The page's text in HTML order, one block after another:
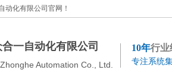
动化有限公司官网！
Automation Co., Ltd.
一自动化有限公司 10年行业
专注系统